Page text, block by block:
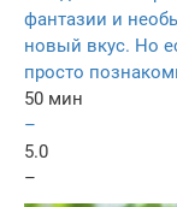
фантазии и
новый вкус. Но
просто
50 мин
–
5.0
–